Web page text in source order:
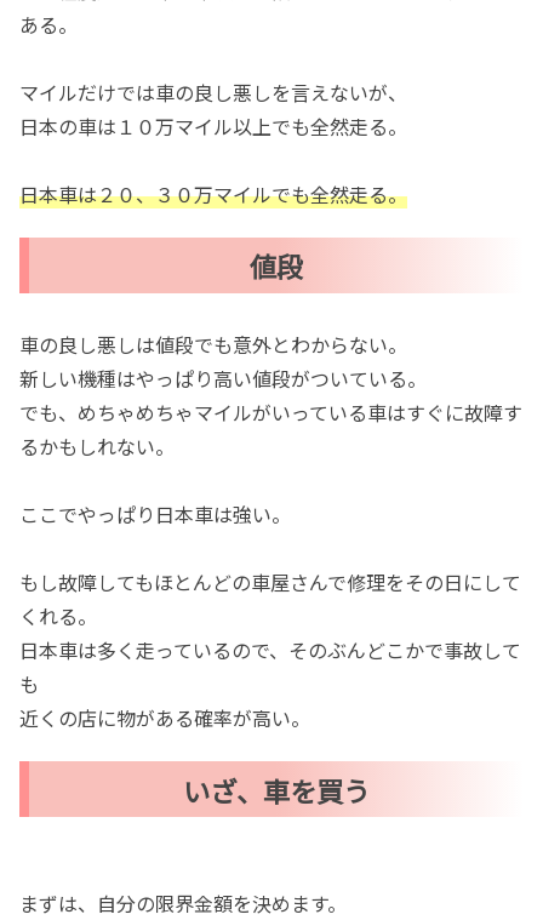
ある。
マイルだけでは車の良し悪しを言えないが、
日本の車は１０万マイル以上でも全然走る。
日本車は２０、３０万マイルでも全然走る。
値段
車の良し悪しは値段でも意外とわからない。
新しい機種はやっぱり高い値段がついている。
でも、めちゃめちゃマイルがいっている車はすぐに故障す
るかもしれない。
ここでやっぱり日本車は強い。
もし故障してもほとんどの車屋さんで修理をその日にして
くれる。
日本車は多く走っているので、そのぶんどこかで事故して
も
近くの店に物がある確率が高い。
いざ、車を買う
まずは、自分の限界金額を決めます。